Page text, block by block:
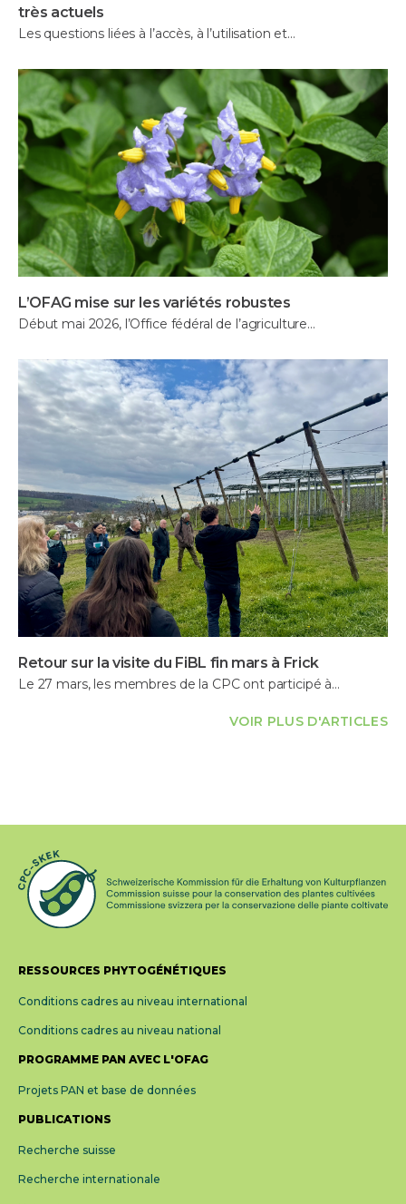
très actuels
Les questions liées à l’accès, à l’utilisation et…
L’OFAG mise sur les variétés robustes
Début mai 2026, l’Office fédéral de l’agriculture…
Retour sur la visite du FiBL fin mars à Frick
Le 27 mars, les membres de la CPC ont participé à…
VOIR PLUS D'ARTICLES
RESSOURCES PHYTOGÉNÉTIQUES
Conditions cadres au niveau international
Conditions cadres au niveau national
PROGRAMME PAN AVEC L'OFAG
Projets PAN et base de données
PUBLICATIONS
Recherche suisse
Recherche internationale